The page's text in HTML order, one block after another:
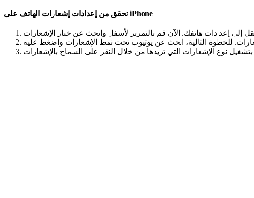
تحقق من إعدادات إشعارات الهاتف على iPhone